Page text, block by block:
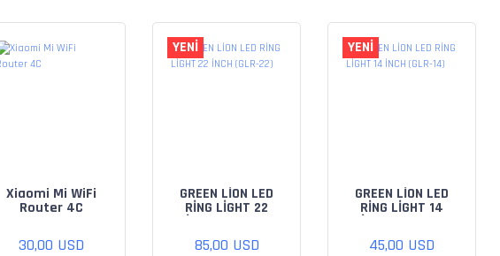
Xiaomi Mi WiFi
Router 4C
30,00 USD
YENİ
GREEN LİON LED
RİNG LİGHT 22
85,00 USD
YENİ
GREEN LİON LED
RİNG LİGHT 14
45,00 USD